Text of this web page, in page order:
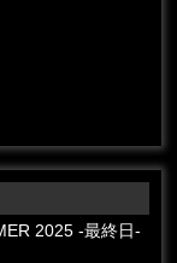
2025 -最終日-